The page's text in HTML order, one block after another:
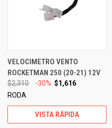
VELOCIMETRO VENTO
ROCKETMAN 250 (20-21) 12V
$2,310 -30% $1,616
RODA
VISTA RÁPIDA